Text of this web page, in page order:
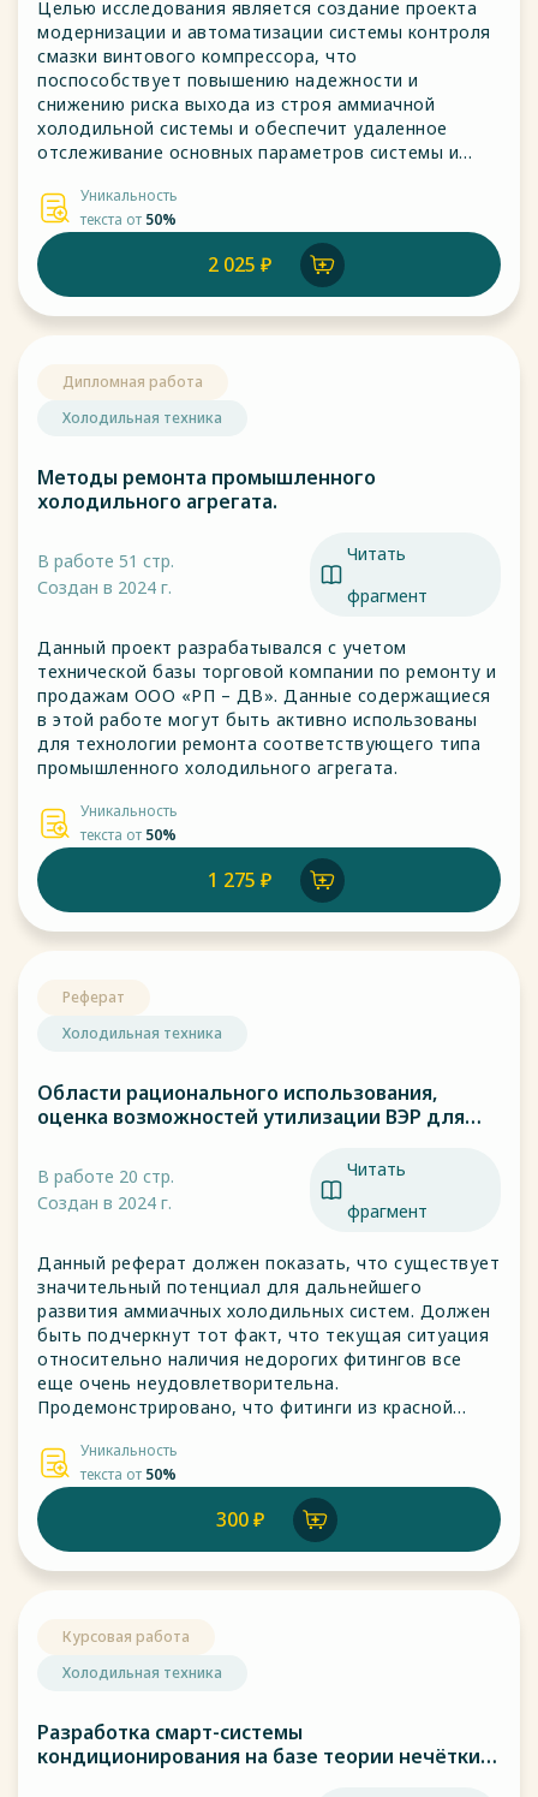
Целью исследования является создание проекта
модернизации и автоматизации системы контроля
смазки винтового компрессора, что
поспособствует повышению надежности и
снижению риска выхода из строя аммиачной
холодильной системы и обеспечит удаленное
отслеживание основных параметров системы и
Уникальность
текста от 50%
2 025 ₽
Дипломная работа
Холодильная техника
Методы ремонта промышленного
холодильного агрегата.
В работе 51 стр.
Создан в 2024 г.
Читать
фрагмент
Данный проект разрабатывался с учетом
технической базы торговой компании по ремонту и
продажам ООО «РП – ДВ». Данные содержащиеся
в этой работе могут быть активно использованы
для технологии ремонта соответствующего типа
промышленного холодильного агрегата.
Уникальность
текста от 50%
1 275 ₽
Реферат
Холодильная техника
Области рационального использования,
оценка возможностей утилизации ВЭР для
В работе 20 стр.
Создан в 2024 г.
Читать
фрагмент
Данный реферат должен показать, что существует
значительный потенциал для дальнейшего
развития аммиачных холодильных систем. Должен
быть подчеркнут тот факт, что текущая ситуация
относительно наличия недорогих фитингов все
еще очень неудовлетворительна.
Продемонстрировано, что фитинги из красной
системах.Уникальность
текста от 50%
300 ₽
Курсовая работа
Холодильная техника
Разработка смарт-системы
кондиционирования на базе теории нечётких